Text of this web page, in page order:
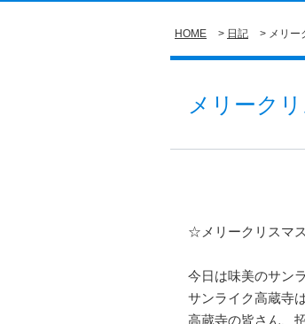
HOME 日記 メリー
メリーク
☆メリークリスマ
今日は味美のサン
サンライク高蔵寺
高蔵寺の皆さん、